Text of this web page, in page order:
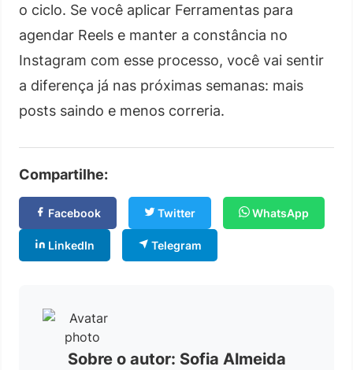
o ciclo. Se você aplicar Ferramentas para
agendar Reels e manter a constância no
Instagram com esse processo, você vai sentir
a diferença já nas próximas semanas: mais
posts saindo e menos correria.
Compartilhe:
Facebook Twitter WhatsApp
LinkedIn Telegram
Sobre o autor: Sofia Almeida